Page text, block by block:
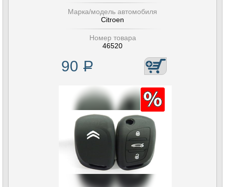
Марка/модель автомобиля
Citroen
Номер товара
46520
90 Р